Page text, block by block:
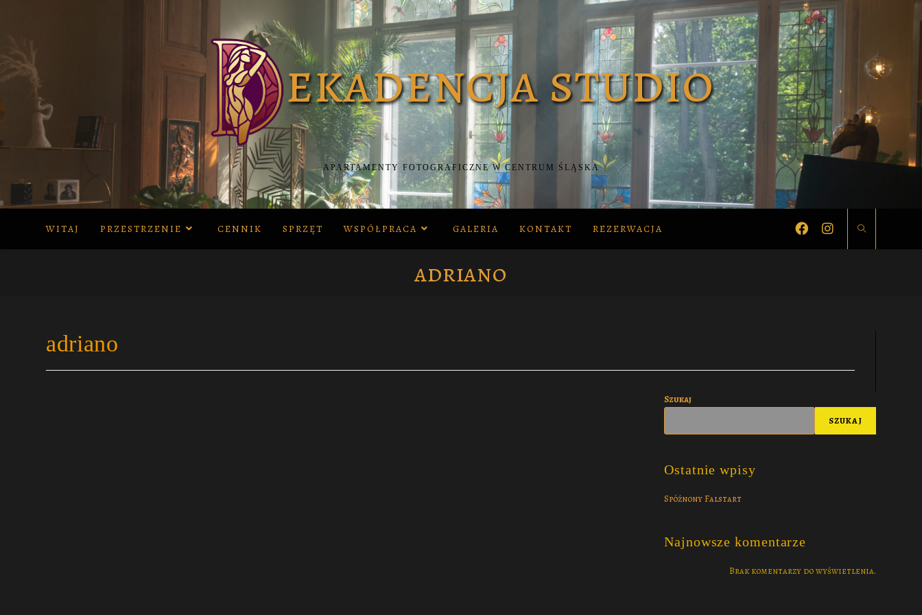
APARTAMENTY FOTOGRAFICZNE W CENTRUM ŚLĄSKA
WITAJ PRZESTRZENIE CENNIK SPRZĘT WSPÓŁPRACA GALERIA KONTAKT REZERWACJA
adriano
adriano
Szukaj
SZUKAJ
Ostatnie wpisy
Spóźnony Falstart
Najnowsze komentarze
Brak komentarzy do wyświetlenia.